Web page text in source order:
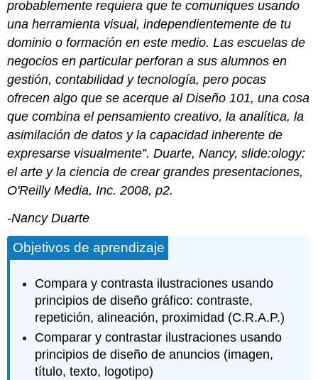
repetición
unifica
una
imagen
Repetición
con
Alineación
Resumen
de
diseño
gráfico
Diseño
de
imagen,
titular,
logotipo
probablemente requiera que te comuniques usando
una herramienta visual, independientemente de tu
dominio o formación en este medio. Las escuelas de
negocios en particular perforan a sus alumnos en
gestión, contabilidad y tecnología, pero pocas
ofrecen algo que se acerque al Diseño 101, una cosa
que combina el pensamiento creativo, la analítica, la
asimilación de datos y la capacidad inherente de
expresarse visualmente”. Duarte, Nancy,slide:ology:
el arte y la ciencia de crear grandes presentaciones,
O'Reilly Media, Inc. 2008, p2.
-Nancy Duarte
Objetivos de aprendizaje
Compara y contrasta ilustraciones usando
principios de diseño gráfico: contraste,
repetición, alineación, proximidad (C.R.A.P.)
Comparar y contrastar ilustraciones usando
principios de diseño de anuncios (imagen,
título, texto, logotipo)